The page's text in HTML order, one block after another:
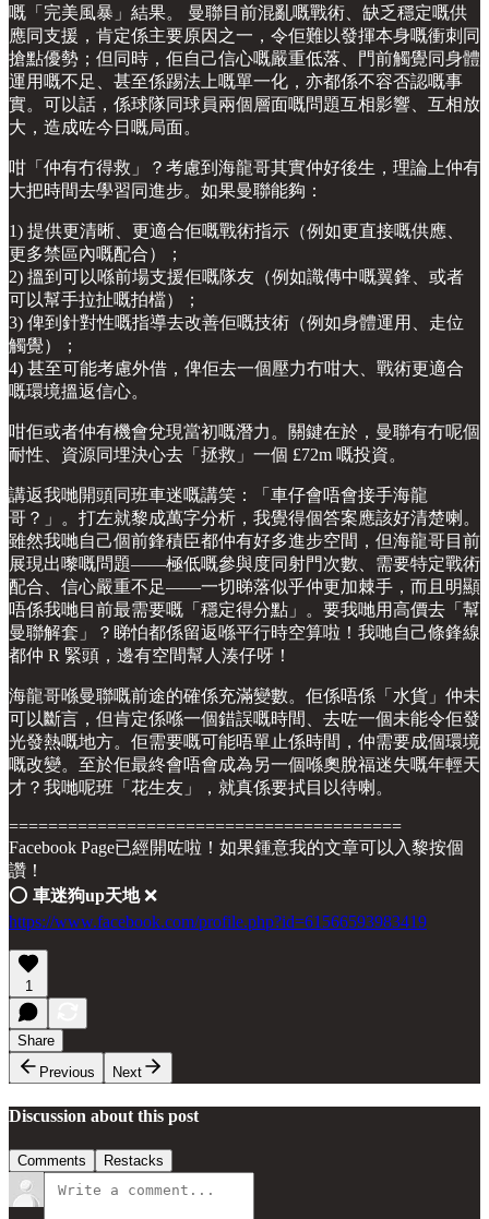
嘅「完美風暴」結果。 曼聯目前混亂嘅戰術、缺乏穩定嘅供
應同支援，肯定係主要原因之一，令佢難以發揮本身嘅衝刺同
搶點優勢；但同時，佢自己信心嘅嚴重低落、門前觸覺同身體
運用嘅不足、甚至係踢法上嘅單一化，亦都係不容否認嘅事
實。可以話，係球隊同球員兩個層面嘅問題互相影響、互相放
大，造成咗今日嘅局面。
咁「仲有冇得救」？考慮到海龍哥其實仲好後生，理論上仲有
大把時間去學習同進步。如果曼聯能夠：
1) 提供更清晰、更適合佢嘅戰術指示（例如更直接嘅供應、
更多禁區內嘅配合）；
2) 搵到可以喺前場支援佢嘅隊友（例如識傳中嘅翼鋒、或者
可以幫手拉扯嘅拍檔）；
3) 俾到針對性嘅指導去改善佢嘅技術（例如身體運用、走位
觸覺）；
4) 甚至可能考慮外借，俾佢去一個壓力冇咁大、戰術更適合
嘅環境搵返信心。
咁佢或者仲有機會兌現當初嘅潛力。關鍵在於，曼聯有冇呢個
耐性、資源同埋決心去「拯救」一個 £72m 嘅投資。
講返我哋開頭同班車迷嘅講笑：「車仔會唔會接手海龍
哥？」。打左就黎成萬字分析，我覺得個答案應該好清楚喇。
雖然我哋自己個前鋒積臣都仲有好多進步空間，但海龍哥目前
展現出嚟嘅問題——極低嘅參與度同射門次數、需要特定戰術
配合、信心嚴重不足——一切睇落似乎仲更加棘手，而且明顯
唔係我哋目前最需要嘅「穩定得分點」。要我哋用高價去「幫
曼聯解套」？睇怕都係留返喺平行時空算啦！我哋自己條鋒線
都仲 R 緊頭，邊有空間幫人湊仔呀！
海龍哥喺曼聯嘅前途的確係充滿變數。佢係唔係「水貨」仲未
可以斷言，但肯定係喺一個錯誤嘅時間、去咗一個未能令佢發
光發熱嘅地方。佢需要嘅可能唔單止係時間，仲需要成個環境
嘅改變。至於佢最終會唔會成為另一個喺奧脫福迷失嘅年輕天
才？我哋呢班「花生友」，就真係要拭目以待喇。
========================================
Facebook Page已經開咗啦！如果鍾意我的文章可以入黎按個
讚！
⭕️ 車迷狗up天地❌
https://www.facebook.com/profile.php?id=61566593983419
1
Share
Previous
Next
Discussion about this post
Comments Restacks